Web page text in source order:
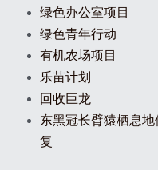
绿色办公室项目
绿色青年行动
有机农场项目
乐苗计划
回收巨龙
东黑冠长臂猿栖息地
复